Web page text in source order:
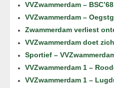
VVZwammerdam –
VVZwammerdam –
Zwammerdam verliest
VVZwammerdam doet
Sportief –
VVZwammerdam 1 –
VVZwammerdam 1 –